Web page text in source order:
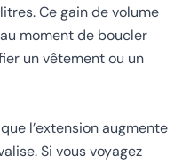
Ce gain de volume
moment de boucler
un vêtement ou un
l’extension augmente
Si vous voyagez